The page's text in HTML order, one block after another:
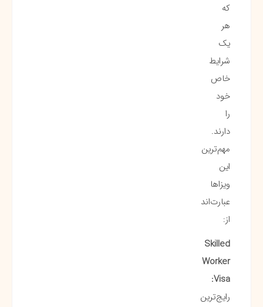
که
هر
یک
شرایط
خاص
خود
را
دارند.
مهم‌ترین
این
ویزاها
عبارت‌اند
از:
Skilled
Worker
Visa:
رایج‌ترین